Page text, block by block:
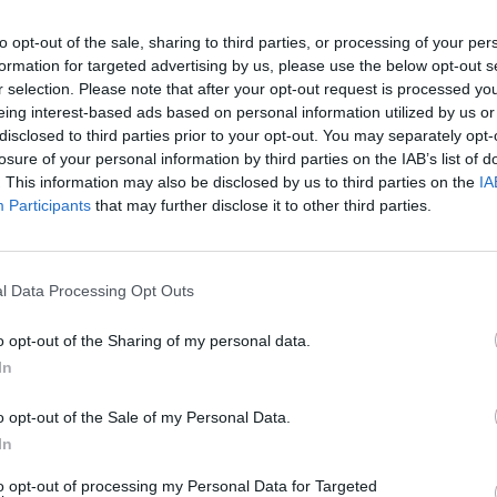
opt-out of the sale, sharing to third parties, or processing of your
for targeted advertising by us, please use the below opt-out
selection. Please note that after your opt-out request is processed
interest-based ads based on personal information utilized by us
to third parties prior to your opt-out. You may separately
of your personal information by third parties on the IAB’s list of
This information may also be disclosed by us to third parties on the
Participants that may further disclose it to other third parties.
Data Processing Opt Outs
opt-out of the Sharing of my personal data.
opt-out of the Sale of my Personal Data.
opt-out of processing my Personal Data for Targeted
con noi dopo il suo concerto a
ma Manuel Dallori, che a Sharm,
brand d’eccellenza tra
party, non si ferma un attimo. E in
dà vita ad Azoya. Come The Beach,
cucina asiatica, è però aperto a
nel bel resort di Santa Flavia
del sushi, unendo autenticità
e ospitalità di alto livello», continua
prime selezionate, stagionalità,
una cena in questo spazio in un
emozione»